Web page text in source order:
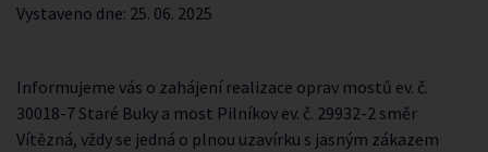
Vystaveno dne: 25. 06. 2025
Informujeme vás o zahájení realizace oprav mostů ev. č.
30018-7 Staré Buky a most Pilníkov ev. č. 29932-2 směr
Vítězná, vždy se jedná o plnou uzavírku s jasným zákazem